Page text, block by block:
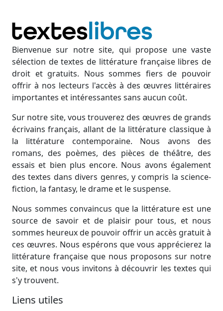
Bienvenue sur notre site, qui propose une vaste
sélection de textes de littérature française libres de
droit et gratuits. Nous sommes fiers de pouvoir
offrir à nos lecteurs l'accès à des œuvres littéraires
importantes et intéressantes sans aucun coût.
Sur notre site, vous trouverez des œuvres de grands
écrivains français, allant de la littérature classique à
la littérature contemporaine. Nous avons des
romans, des poèmes, des pièces de théâtre, des
essais et bien plus encore. Nous avons également
des textes dans divers genres, y compris la science-
fiction, la fantasy, le drame et le suspense.
Nous sommes convaincus que la littérature est une
source de savoir et de plaisir pour tous, et nous
sommes heureux de pouvoir offrir un accès gratuit à
ces œuvres. Nous espérons que vous apprécierez la
littérature française que nous proposons sur notre
site, et nous vous invitons à découvrir les textes qui
s'y trouvent.
Liens utiles